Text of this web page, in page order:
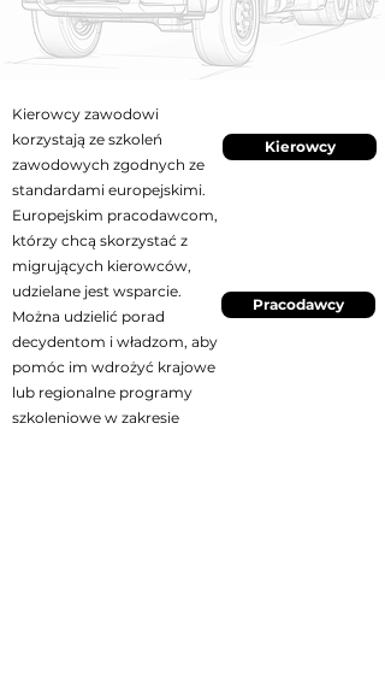
Kierowcy zawodowi
korzystają ze szkoleń
zawodowych zgodnych ze
standardami europejskimi.
Europejskim pracodawcom,
którzy chcą skorzystać z
migrujących kierowców,
udzielane jest wsparcie.
Można udzielić porad
decydentom i władzom, aby
pomóc im wdrożyć krajowe
lub regionalne programy
szkoleniowe w zakresie
Kierowcy
Pracodawcy